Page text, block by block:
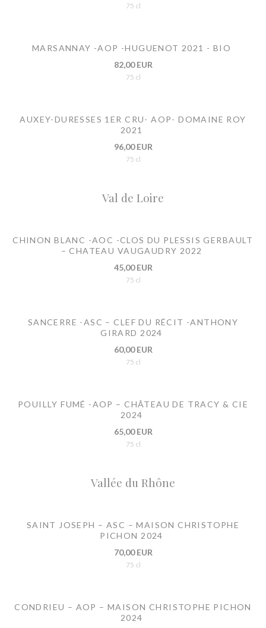
75 cl
MARSANNAY -AOP -HUGUENOT 2021 - BIO
82,00 EUR
75 cl
AUXEY-DURESSES 1ER CRU- AOP- DOMAINE ROY
2021
96,00 EUR
75 cl
Val de Loire
CHINON BLANC -AOC -CLOS DU PLESSIS GERBAULT
– CHATEAU VAUGAUDRY 2022
45,00 EUR
75 cl
SANCERRE -ASC – CLEF DU RÉCIT -ANTHONY
GIRARD 2024
60,00 EUR
75 cl
POUILLY FUMÉ -AOP – CHÂTEAU DE TRACY & CIE
2024
65,00 EUR
75 cl
Vallée du Rhône
SAINT JOSEPH – ASC – MAISON CHRISTOPHE
PICHON 2024
70,00 EUR
75 cl
CONDRIEU – AOP – MAISON CHRISTOPHE PICHON
2024